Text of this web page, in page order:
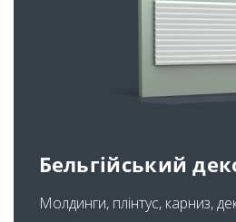
Бельгійський
Молдинги, плінтус, карниз,